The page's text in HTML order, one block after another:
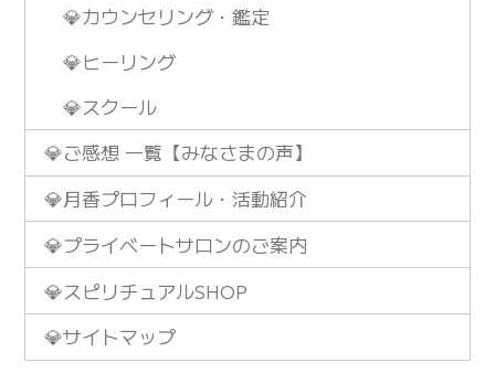
💎カウンセリング・鑑定
💎ヒーリング
💎スクール
💎ご感想 一覧【みなさまの声】
💎月香プロフィール・活動紹介
💎プライベートサロンのご案内
💎スピリチュアルSHOP
💎サイトマップ